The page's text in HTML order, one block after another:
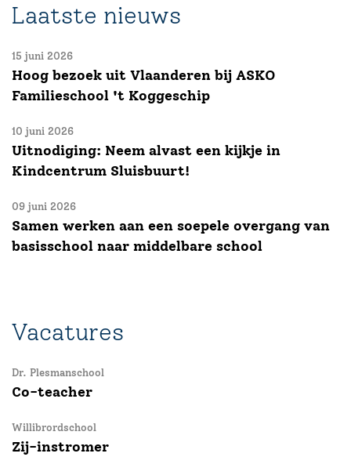
Laatste nieuws
15 juni 2026
Hoog bezoek uit Vlaanderen bij ASKO
Familieschool 't Koggeschip
10 juni 2026
Uitnodiging: Neem alvast een kijkje in
Kindcentrum Sluisbuurt!
09 juni 2026
Samen werken aan een soepele overgang van
basisschool naar middelbare school
Vacatures
Dr. Plesmanschool
Co-teacher
Willibrordschool
Zij-instromer